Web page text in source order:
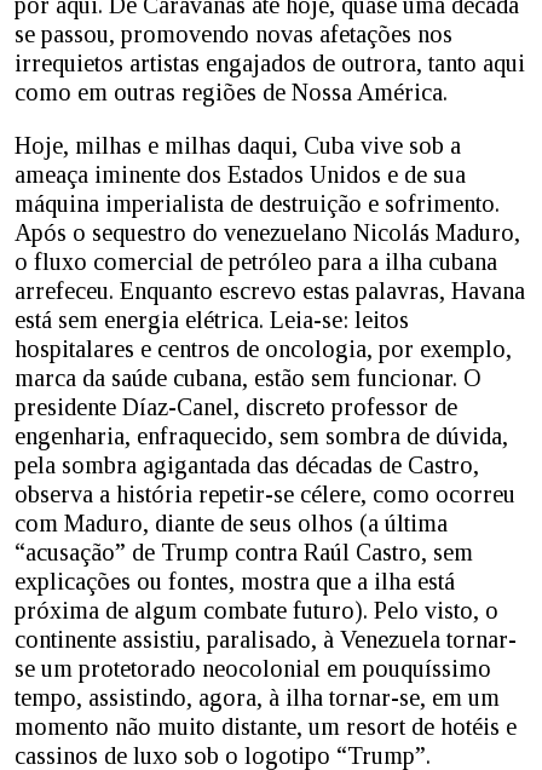
se passou, promovendo novas afetações nos
irrequietos artistas engajados de outrora, tanto aqui
como em outras regiões de Nossa América.
Hoje, milhas e milhas daqui, Cuba vive sob a
ameaça iminente dos Estados Unidos e de sua
máquina imperialista de destruição e sofrimento.
Após o sequestro do venezuelano Nicolás Maduro,
o fluxo comercial de petróleo para a ilha cubana
arrefeceu. Enquanto escrevo estas palavras, Havana
está sem energia elétrica. Leia-se: leitos
hospitalares e centros de oncologia, por exemplo,
marca da saúde cubana, estão sem funcionar. O
presidente Díaz-Canel, discreto professor de
engenharia, enfraquecido, sem sombra de dúvida,
pela sombra agigantada das décadas de Castro,
observa a história repetir-se célere, como ocorreu
com Maduro, diante de seus olhos (a última
“acusação” de Trump contra Raúl Castro, sem
explicações ou fontes, mostra que a ilha está
próxima de algum combate futuro). Pelo visto, o
continente assistiu, paralisado, à Venezuela tornar-
se um protetorado neocolonial em pouquíssimo
tempo, assistindo, agora, à ilha tornar-se, em um
momento não muito distante, um resort de hotéis e
cassinos de luxo sob o logotipo “Trump”.